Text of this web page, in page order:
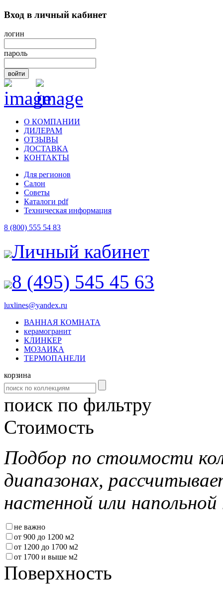
Вход в личный кабинет
логин
пароль
войти
О КОМПАНИИ
ДИЛЕРАМ
ОТЗЫВЫ
ДОСТАВКА
КОНТАКТЫ
Для регионов
Салон
Советы
Каталоги pdf
Техническая информация
8 (800) 555 54 83
Личный кабинет
8 (495) 545 45 63
luxlines@yandex.ru
ВАННАЯ КОМНАТА
керамогранит
КЛИНКЕР
МОЗАИКА
ТЕРМОПАНЕЛИ
корзина
поиск по фильтру
Cтоимость
Подбор по стоимости
диапазонах,
настенной или
не важно
от 900 до 1200 м2
от 1200 до 1700 м2
от 1700 и выше м2
Поверхность